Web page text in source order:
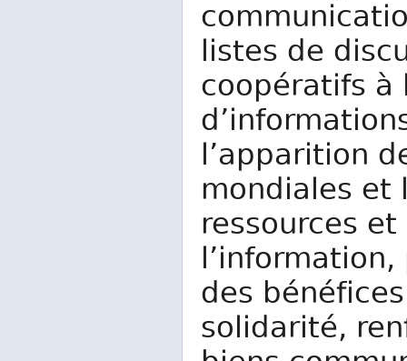
listes de
coopératifs à
l’apparition
mondiales et
ressources
des
solidarité,